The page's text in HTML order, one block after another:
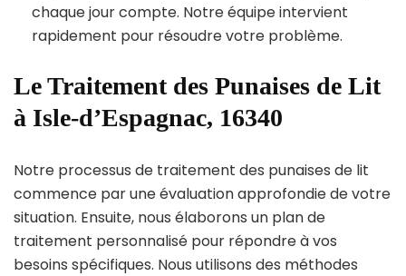
chaque jour compte. Notre équipe intervient
rapidement pour résoudre votre problème.
Le Traitement des Punaises de Lit
à Isle-d’Espagnac, 16340
Notre processus de traitement des punaises de lit
commence par une évaluation approfondie de votre
situation. Ensuite, nous élaborons un plan de
traitement personnalisé pour répondre à vos
besoins spécifiques. Nous utilisons des méthodes